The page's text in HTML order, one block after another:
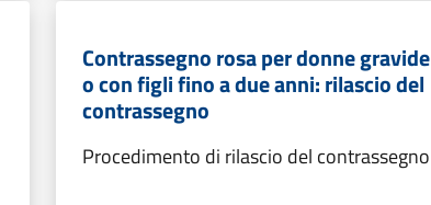
Contrassegno rosa per donne gravide
o con figli fino a due anni: rilascio del
contrassegno
Procedimento di rilascio del contrassegno